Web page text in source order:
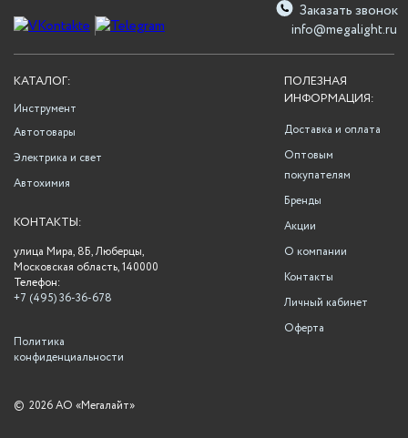
info@megalight.ru
Заказать звонок
ПОЛЕЗНАЯ
ИНФОРМАЦИЯ:
Доставка и оплата
Оптовым
покупателям
Бренды
Акции
О компании
Контакты
Личный кабинет
Оферта
КАТАЛОГ:
Инструмент
Автотовары
Электрика и свет
Автохимия
КОНТАКТЫ:
улица Мира, 8Б, Люберцы,
Московская область, 140000
Телефон:
+7 (495) 36-36-678
Политика
конфиденциальности
© 2026 АО «Мегалайт»